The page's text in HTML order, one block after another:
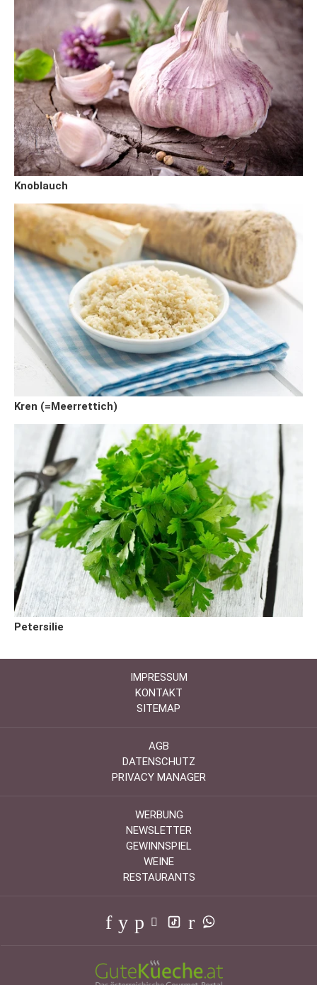
Knoblauch
Kren (=Meerrettich)
Petersilie
IMPRESSUM
KONTAKT
SITEMAP
AGB
DATENSCHUTZ
PRIVACY MANAGER
WERBUNG
NEWSLETTER
GEWINNSPIEL
WEINE
RESTAURANTS